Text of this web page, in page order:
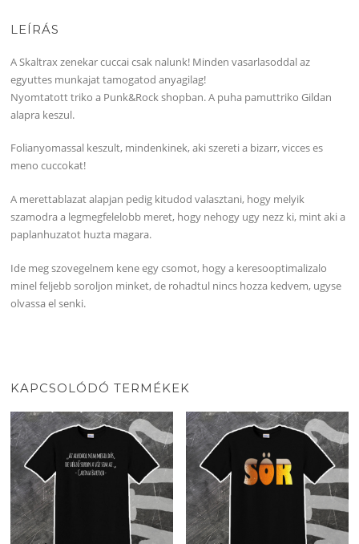
LEÍRÁS
A Skaltrax zenekar cuccai csak nalunk! Minden vasarlasoddal az
egyuttes munkajat tamogatod anyagilag!
Nyomtatott triko a Punk&Rock shopban. A puha pamuttriko Gildan
alapra keszul.
Folianyomassal keszult, mindenkinek, aki szereti a bizarr, vicces es
meno cuccokat!
A merettablazat alapjan pedig kitudod valasztani, hogy melyik
szamodra a legmegfelelobb meret, hogy nehogy ugy nezz ki, mint aki a
paplanhuzatot huzta magara.
Ide meg szovegelnem kene egy csomot, hogy a keresooptimalizalo
minel feljebb soroljon minket, de rohadtul nincs hozza kedvem, ugyse
olvassa el senki.
KAPCSOLÓDÓ TERMÉKEK